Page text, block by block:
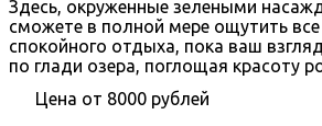
Здесь, окруженные зелеными
сможете в полной мере ощутить все
спокойного отдыха, пока ваш
по глади озера, поглощая красоту
Цена от 8000 рублей